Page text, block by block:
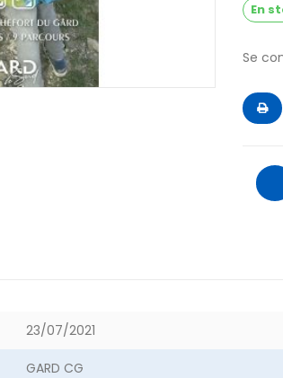
En
Se
23/07/2021
GARD CG